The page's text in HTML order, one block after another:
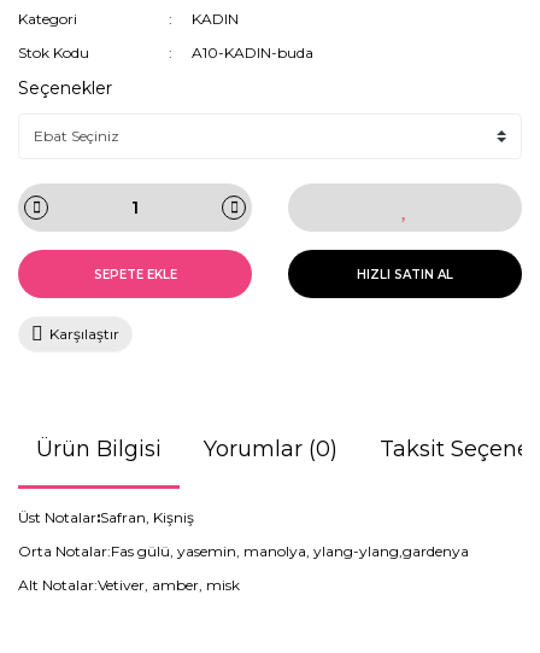
Kategori
KADIN
Stok Kodu
A10-KADIN-buda
Seçenekler
SEPETE EKLE HIZLI SATIN AL
Karşılaştır
Ürün Bilgisi Yorumlar (0) Taksit
Üst Notalar:Safran, Kişniş
Orta Notalar:Fas gülü, yasemin, manolya, ylang-ylang,gardenya
Alt Notalar:Vetiver, amber, misk